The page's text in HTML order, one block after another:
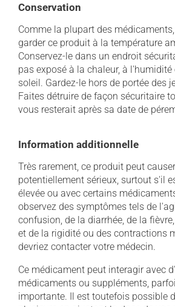
Conservation
Comme la plupart des
garder ce produit à la température
Conservez-le dans un endroit
pas exposé à la chaleur, à
soleil. Gardez-le hors de portée des
Faites détruire de façon sécuritaire
vous resterait après sa date de
Information additionnelle
Très rarement, ce produit peut
potentiellement sérieux, surtout s'il
élevée ou avec certains
observez des symptômes tels de
confusion, de la diarrhée, de la
et de la rigidité ou des contractions
devriez contacter votre médecin.
Ce médicament peut interagir avec
médicaments ou suppléments,
importante. Il est toutefois possible